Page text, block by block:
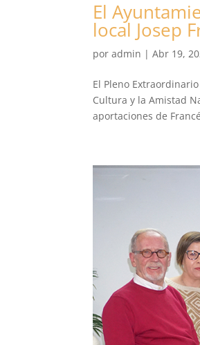
El
local Josep
poradmin |Abr 19,
El Pleno
Cultura y la Amistad
aportaciones de